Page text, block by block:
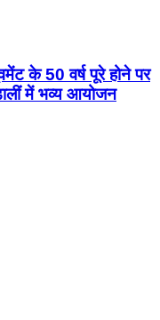
के 50 वर्ष पूरे होने पर
में भव्य आयोजन